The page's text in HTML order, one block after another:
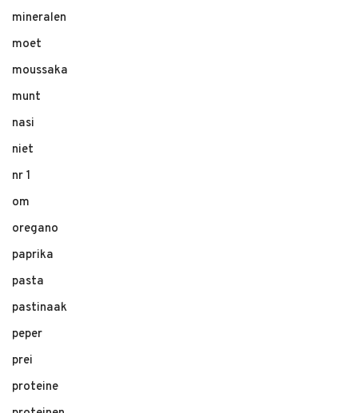
mineralen
moet
moussaka
munt
nasi
niet
nr 1
om
oregano
paprika
pasta
pastinaak
peper
prei
proteine